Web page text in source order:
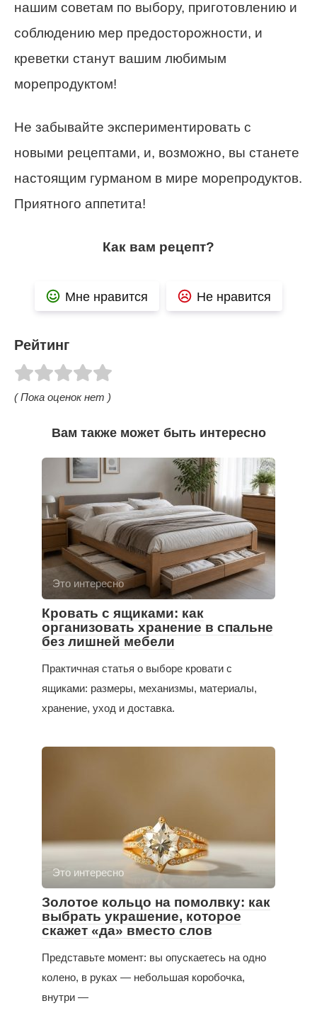
нашим советам по выбору, приготовлению и
соблюдению мер предосторожности, и
креветки станут вашим любимым
морепродуктом!
Не забывайте экспериментировать с
новыми рецептами, и, возможно, вы станете
настоящим гурманом в мире морепродуктов.
Приятного аппетита!
Как вам рецепт?
Мне нравится Не нравится
Рейтинг
( Пока оценок нет )
Вам также может быть интересно
Это интересно
Кровать с ящиками: как
организовать хранение в спальне
без лишней мебели
Практичная статья о выборе кровати с
ящиками: размеры, механизмы, материалы,
хранение, уход и доставка.
Это интересно
Золотое кольцо на помолвку: как
выбрать украшение, которое
скажет «да» вместо слов
Представьте момент: вы опускаетесь на одно
колено, в руках — небольшая коробочка,
внутри —